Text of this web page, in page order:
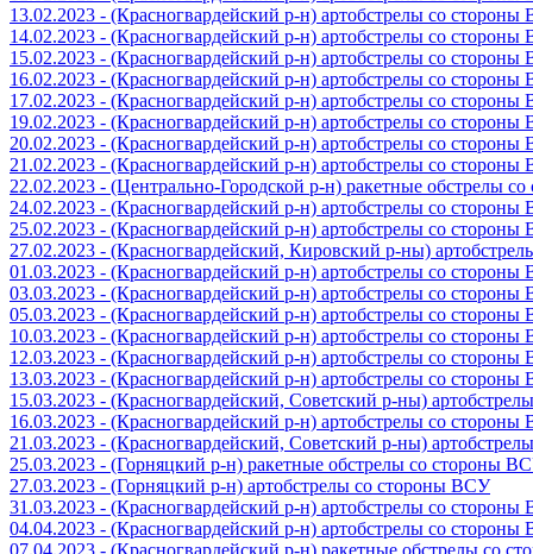
13.02.2023 - (Красногвардейский р-н) артобстрелы со
14.02.2023 - (Красногвардейский р-н) артобстрелы со
15.02.2023 - (Красногвардейский р-н) артобстрелы со
16.02.2023 - (Красногвардейский р-н) артобстрелы со
17.02.2023 - (Красногвардейский р-н) артобстрелы со
19.02.2023 - (Красногвардейский р-н) артобстрелы со
20.02.2023 - (Красногвардейский р-н) артобстрелы со
21.02.2023 - (Красногвардейский р-н) артобстрелы со
22.02.2023 - (Центрально-Городской р-н) ракетные обстрелы
24.02.2023 - (Красногвардейский р-н) артобстрелы со
25.02.2023 - (Красногвардейский р-н) артобстрелы со
27.02.2023 - (Красногвардейский, Кировский р-ны)
01.03.2023 - (Красногвардейский р-н) артобстрелы со
03.03.2023 - (Красногвардейский р-н) артобстрелы со
05.03.2023 - (Красногвардейский р-н) артобстрелы со
10.03.2023 - (Красногвардейский р-н) артобстрелы со
12.03.2023 - (Красногвардейский р-н) артобстрелы со
13.03.2023 - (Красногвардейский р-н) артобстрелы со
15.03.2023 - (Красногвардейский, Советский р-ны)
16.03.2023 - (Красногвардейский р-н) артобстрелы со
21.03.2023 - (Красногвардейский, Советский р-ны)
25.03.2023 - (Горняцкий р-н) ракетные обстрелы со стороны
27.03.2023 - (Горняцкий р-н) артобстрелы со стороны ВСУ
31.03.2023 - (Красногвардейский р-н) артобстрелы со
04.04.2023 - (Красногвардейский р-н) артобстрелы со
07.04.2023 - (Красногвардейский р-н) ракетные обстрелы со